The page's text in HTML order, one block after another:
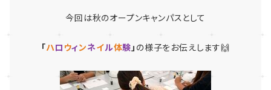
今回は秋のオープンキャンパスとして
「ハロ ウィンネイル体験」 の様子をお伝えします🙌